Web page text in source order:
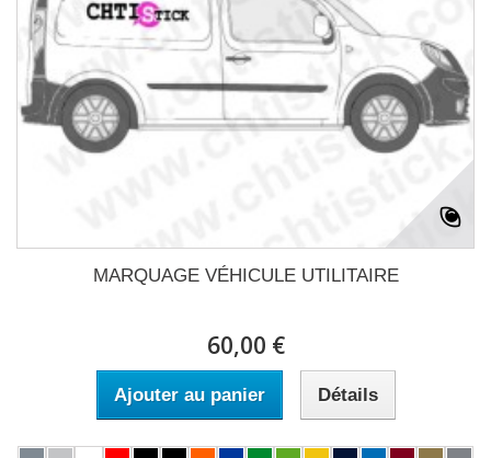
MARQUAGE VÉHICULE UTILITAIRE
60,00 €
Ajouter au panier Détails